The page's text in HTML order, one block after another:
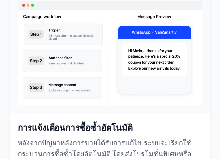
การแจ้งเตือนการซื้อซ้ำอัตโนมัติ
หลังจากปัญหาหลังการขายได้รับการแก้ไข ระบบจะเรียกใช้
กระบวนการซื้อซ้ำโดยอัตโนมัติ โดยส่งโปรโมชั่นพิเศษหรือ